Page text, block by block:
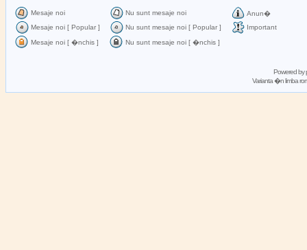
Mesaje noi Nu sunt mesaje noi
Anun�
Mesaje noi [ Popular ]
Nu sunt mesaje noi [ Popular ]
Important
Mesaje noi [ �nchis ]
Nu sunt mesaje noi [ �nchis ]
Powered by
Varianta �n limba